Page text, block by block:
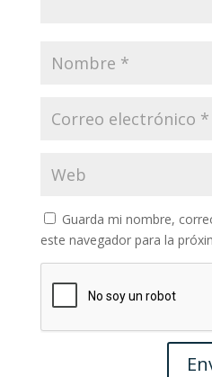
Guarda mi nombre,
este navegador para la